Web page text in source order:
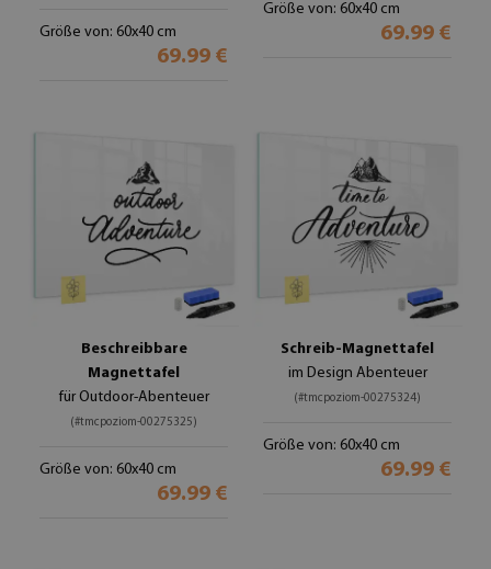
Größe von: 60x40 cm
69.99 €
Größe von: 60x40 cm
69.99 €
Beschreibbare
Magnettafel
für Outdoor-Abenteuer
(#tmcpoziom-00275325)
Größe von: 60x40 cm
69.99 €
Schreib-Magnettafel
im Design Abenteuer
(#tmcpoziom-00275324)
Größe von: 60x40 cm
69.99 €